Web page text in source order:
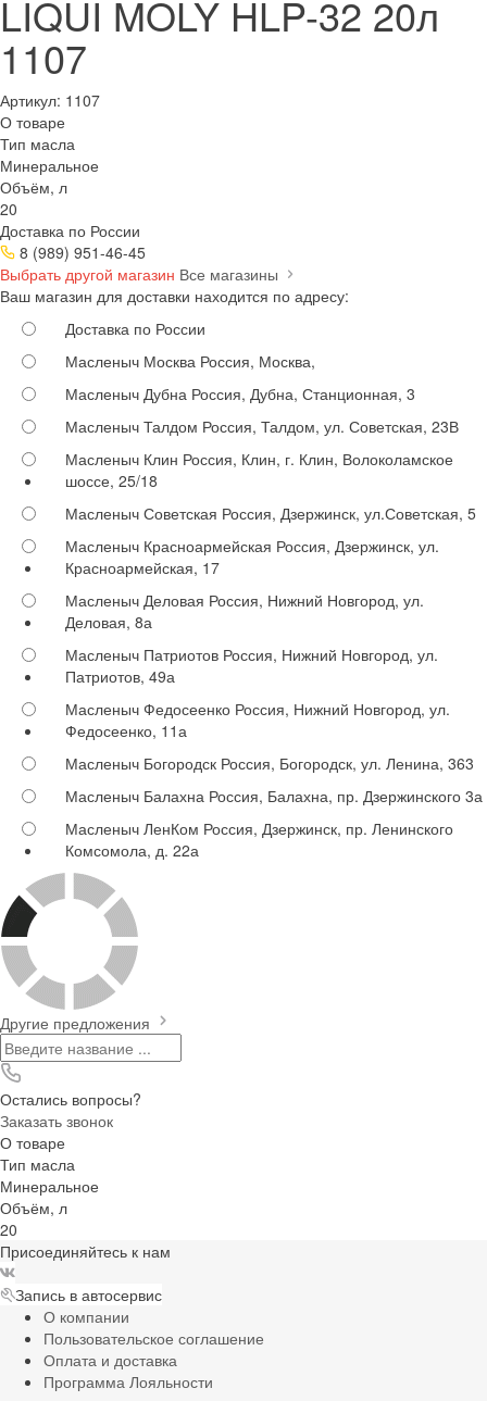
LIQUI MOLY HLP-32 20л
1107
Артикул: 1107
О товаре
Тип масла
Минеральное
Объём, л
20
Доставка по России
8 (989) 951-46-45
Выбрать другой магазин Все магазины
Ваш магазин для доставки находится по адресу:
Доставка по России
Масленыч Москва Россия, Москва,
Масленыч Дубна Россия, Дубна, Станционная, 3
Масленыч Талдом Россия, Талдом, ул. Советская, 23В
Масленыч Клин Россия, Клин, г. Клин, Волоколамское
шоссе, 25/18
Масленыч Советская Россия, Дзержинск, ул.Советская, 5
Масленыч Красноармейская Россия, Дзержинск, ул.
Красноармейская, 17
Масленыч Деловая Россия, Нижний Новгород, ул.
Деловая, 8а
Масленыч Патриотов Россия, Нижний Новгород, ул.
Патриотов, 49а
Масленыч Федосеенко Россия, Нижний Новгород, ул.
Федосеенко, 11а
Масленыч Богородск Россия, Богородск, ул. Ленина, 363
Масленыч Балахна Россия, Балахна, пр. Дзержинского 3а
Масленыч ЛенКом Россия, Дзержинск, пр. Ленинского
Комсомола, д. 22а
Другие предложения
Остались вопросы?
Заказать звонок
О товаре
Тип масла
Минеральное
Объём, л
20
Присоединяйтесь к нам
Запись в автосервис
О компании
Пользовательское соглашение
Оплата и доставка
Программа Лояльности